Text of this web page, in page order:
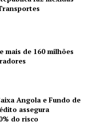
mais de 160 milhões
Angola e Fundo de
assegura
do risco